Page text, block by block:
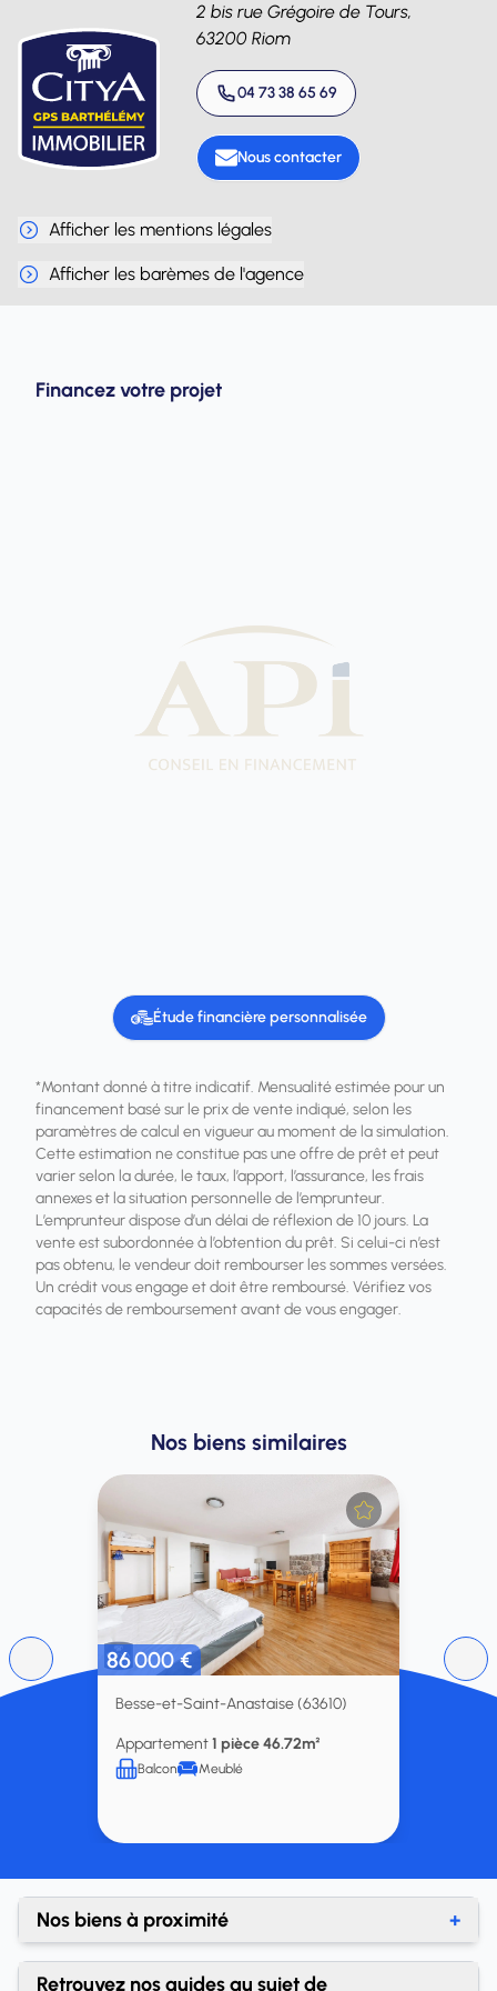
2 bis rue Grégoire de Tours,
63200 Riom
04 73 38 65 69
Nous contacter
Afficher les mentions légales
Afficher les barèmes de l'agence
Financez votre projet
Étude financière personnalisée
*Montant donné à titre indicatif. Mensualité estimée pour un
financement basé sur le prix de vente indiqué, selon les
paramètres de calcul en vigueur au moment de la simulation.
Cette estimation ne constitue pas une offre de prêt et peut
varier selon la durée, le taux, l’apport, l’assurance, les frais
annexes et la situation personnelle de l’emprunteur.
L’emprunteur dispose d’un délai de réflexion de 10 jours. La
vente est subordonnée à l’obtention du prêt. Si celui-ci n’est
pas obtenu, le vendeur doit rembourser les sommes versées.
Un crédit vous engage et doit être remboursé. Vérifiez vos
capacités de remboursement avant de vous engager.
Nos biens similaires
86 000 €
Besse-et-Saint-Anastaise (63610)
Appartement1 pièce 46.72m²
Balcon Meublé
Nos biens à proximité +
Achat appartement Issoire
Retrouvez nos guides au sujet de